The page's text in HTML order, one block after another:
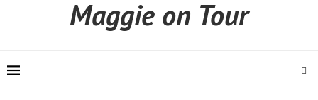
Maggie on Tour